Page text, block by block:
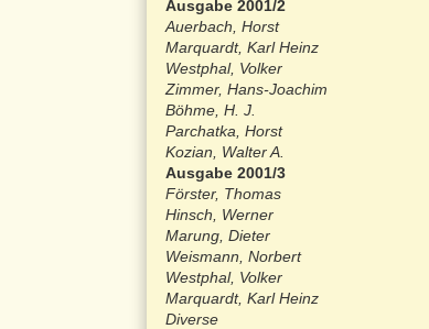
Ausgabe 2001/2
Auerbach, Horst
Marquardt, Karl Heinz
Westphal, Volker
Zimmer, Hans-Joachim
Böhme, H. J.
Parchatka, Horst
Kozian, Walter A.
Ausgabe 2001/3
Förster, Thomas
Hinsch, Werner
Marung, Dieter
Weismann, Norbert
Westphal, Volker
Marquardt, Karl Heinz
Diverse